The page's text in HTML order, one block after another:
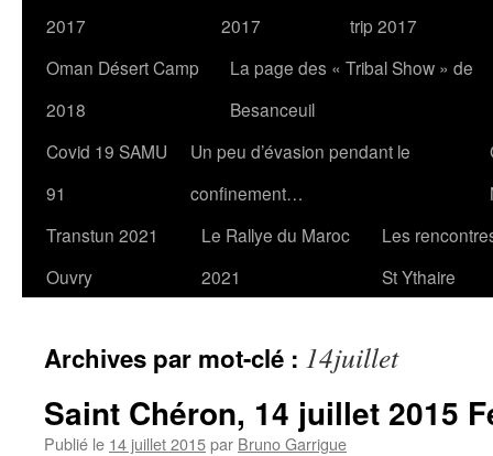
2017
2017
trip 2017
Oman Désert Camp
2018
La page des « Tribal Show » de
Besanceuil
Covid 19 SAMU
91
Un peu d’évasion pendant le
confinement…
Transtun 2021
Ouvry
Le Rallye du Maroc
2021
Les
St Ythaire
Archives par mot-clé : 14juillet
Saint Chéron, 14 juillet 2015
Publié le 14 juillet 2015par Bruno Garrigue